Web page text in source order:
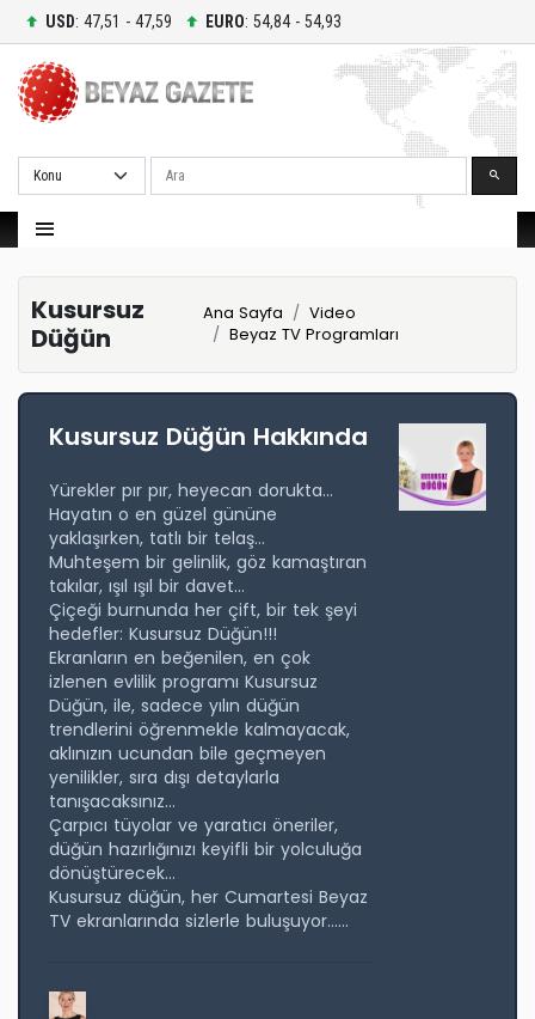
USD: 47,51 - 47,59 EURO: 54,84 - 54,93
Ara
Kusursuz
Düğün
Ana Sayfa
Video
Beyaz TV Programları
Kusursuz Düğün Hakkında
Yürekler pır pır, heyecan dorukta…
Hayatın o en güzel gününe
yaklaşırken, tatlı bir telaş…
Muhteşem bir gelinlik, göz kamaştıran
takılar, ışıl ışıl bir davet…
Çiçeği burnunda her çift, bir tek şeyi
hedefler: Kusursuz Düğün!!!
Ekranların en beğenilen, en çok
izlenen evlilik programı Kusursuz
Düğün, ile, sadece yılın düğün
trendlerini öğrenmekle kalmayacak,
aklınızın ucundan bile geçmeyen
yenilikler, sıra dışı detaylarla
tanışacaksınız…
Çarpıcı tüyolar ve yaratıcı öneriler,
düğün hazırlığınızı keyifli bir yolculuğa
dönüştürecek…
Kusursuz düğün, her Cumartesi Beyaz
TV ekranlarında sizlerle buluşuyor…...